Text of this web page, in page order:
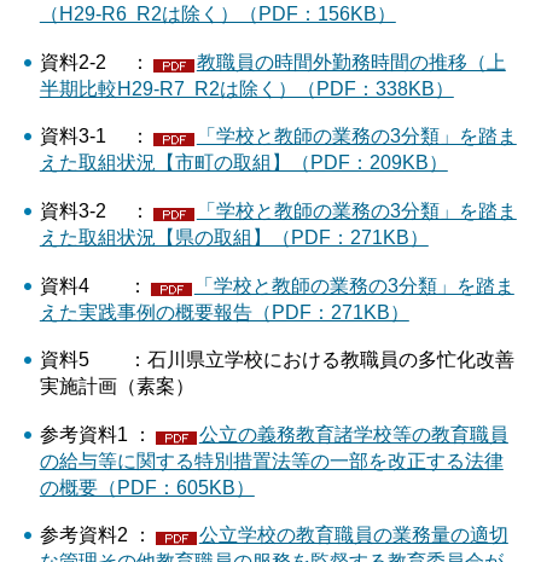
（H29-R6 R2は除く）（PDF：156KB）
資料2-2 ：
教職員の時間外勤務時間の推移（上
半期比較H29-R7 R2は除く）（PDF：338KB）
資料3-1 ：
「学校と教師の業務の3分類」を踏ま
えた取組状況【市町の取組】（PDF：209KB）
資料3-2 ：
「学校と教師の業務の3分類」を踏ま
えた取組状況【県の取組】（PDF：271KB）
資料4 ：
「学校と教師の業務の3分類」を踏ま
えた実践事例の概要報告（PDF：271KB）
資料5 ：石川県立学校における教職員の多忙化改善
実施計画（素案）
参考資料1 ：
公立の義務教育諸学校等の教育職員
の給与等に関する特別措置法等の一部を改正する法律
の概要（PDF：605KB）
参考資料2 ：
公立学校の教育職員の業務量の適切